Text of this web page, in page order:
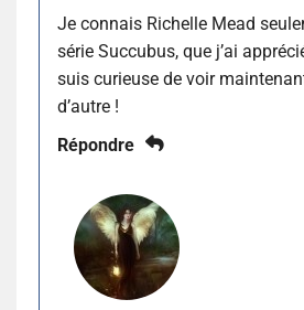
Je connais Richelle Mead
série Succubus, que j’ai
suis curieuse de voir
d’autre !
Répondre